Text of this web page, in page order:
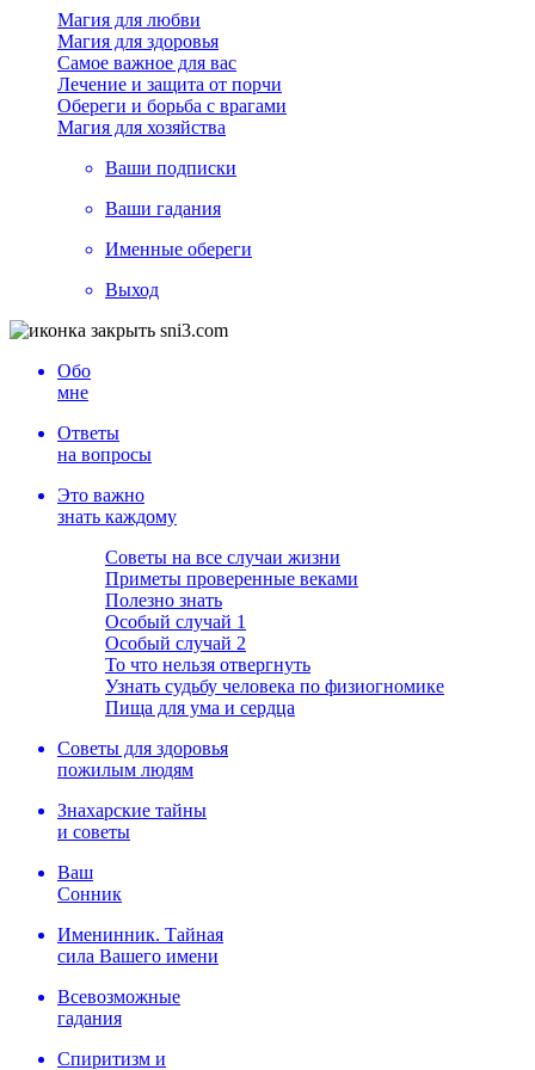
Магия для любви
Магия для здоровья
Самое важное для вас
Лечение и защита от порчи
Обереги и борьба с врагами
Магия для хозяйства
Ваши подписки
Ваши гадания
Именные обереги
Выход
Обо
мне
Ответы
на вопросы
Это важно
знать каждому
Советы на все случаи жизни
Приметы проверенные веками
Полезно знать
Особый случай 1
Особый случай 2
То что нельзя отвергнуть
Узнать судьбу человека по физиогномике
Пища для ума и сердца
Советы для здоровья
пожилым людям
Знахарские тайны
и советы
Ваш
Сонник
Именинник. Тайная
сила Вашего имени
Всевозможные
гадания
Спиритизм и